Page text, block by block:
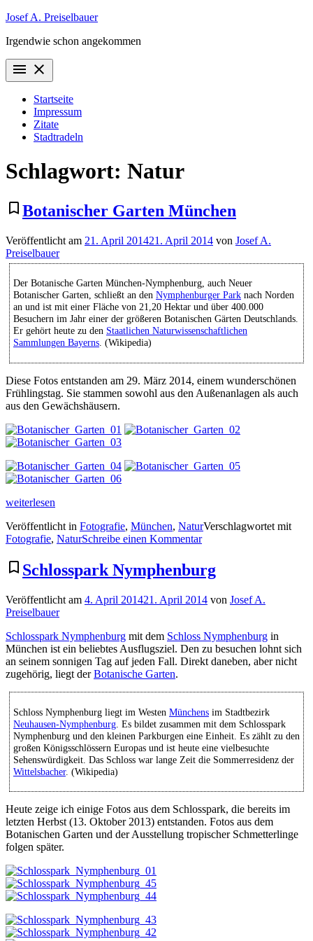
Zum
springen
Josef A. Preiselbauer
Irgendwie schon angekommen
menu close
Startseite
Impressum
Zitate
Stadtradeln
Schlagwort: Natur
bookmark_border Botanischer Garten München
Veröffentlicht am 21. April 201421. April 2014 von Josef A.
Preiselbauer
Der Botanische Garten München-Nymphenburg, auch Neuer
Botanischer Garten, schließt an den Nymphenburger Park nach Norden
an und ist mit einer Fläche von 21,20 Hektar und über 400.000
Besuchern im Jahr einer der größeren Botanischen Gärten Deutschlands.
Er gehört heute zu den Staatlichen Naturwissenschaftlichen
Sammlungen Bayerns . (Wikipedia)
Diese Fotos entstanden am 29. März 2014, einem wunderschönen
Frühlingstag. Sie stammen sowohl aus den Außenanlagen als auch
aus den Gewächshäusern.
„Botanischer
München“
weiterlesen
Veröffentlicht in Fotografie, München, NaturVerschlagwortet mit
Fotografie, NaturSchreibe einen Kommentarzu
München
bookmark_border Schlosspark Nymphenburg
Veröffentlicht am 4. April 201421. April 2014 von Josef A.
Preiselbauer
Schlosspark Nymphenburg mit dem Schloss Nymphenburg in
München ist ein beliebtes Ausflugsziel. Den zu besuchen lohnt sich
an seinem sonnigen Tag auf jeden Fall. Direkt daneben, aber nicht
zugehörig, liegt derBotanische Garten.
Schloss Nymphenburg liegt im Westen Münchens im Stadtbezirk
Neuhausen-Nymphenburg . Es bildet zusammen mit dem Schlosspark
Nymphenburg und den kleinen Parkburgen eine Einheit. Es zählt zu den
großen Königsschlössern Europas und ist heute eine vielbesuchte
Sehenswürdigkeit. Das Schloss war lange Zeit die Sommerresidenz der
Wittelsbacher. (Wikipedia)
Heute zeige ich einige Fotos aus dem Schlosspark, die bereits im
letzten Herbst (13. Oktober 2013) entstanden. Fotos aus dem
Botanischen Garten und der Ausstellung tropischer Schmetterlinge
folgen später.